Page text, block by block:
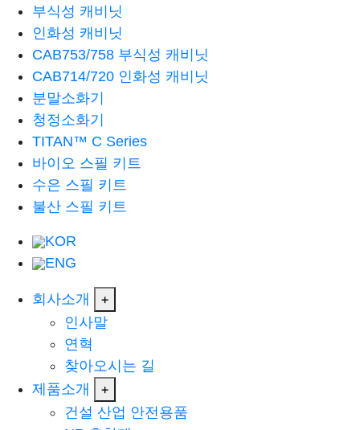
부식성 캐비닛
인화성 캐비닛
CAB753/758 부식성 캐비닛
CAB714/720 인화성 캐비닛
분말소화기
청정소화기
TITAN™ C Series
바이오 스필 키트
수은 스필 키트
불산 스필 키트
KOR
ENG
회사소개
+
인사말
연혁
찾아오시는 길
제품소개
+
건설 산업 안전용품